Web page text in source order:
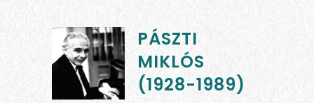
PÁSZTI
MIKLÓS
(1928-1989)